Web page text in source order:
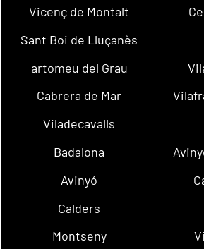
Vicenç de Montalt
Sant Boi de Lluçanès
artomeu del Grau
Cabrera de Mar
Viladecavalls
Badalona
Avinyó
Calders
Montseny